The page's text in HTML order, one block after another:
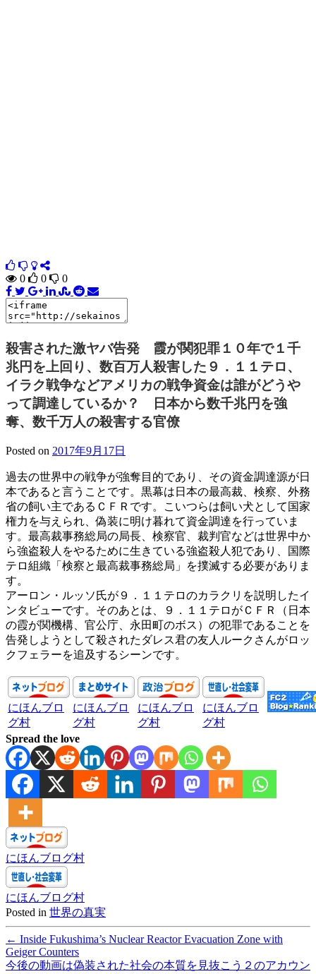
0 0 0
殺害された激ヤバ告発 霞が関犯罪１０年で１千
兆円を上回り、数百万人殺害した９．１１テロ、
イラク戦争などアメリカの戦争資金は誰がどうや
って調達しているか？ 日本から数千兆円を強
奪、数千万人の殺害する官僚
Posted on 2017年9月17日
過去の世界中の戦争が強奪目的であり、その資金調達源が日
本であると言うことです。黒幕は日本の最高裁、検察、外務
省の飼い主であるＣＦＲです。こいつらは飼い犬として国家
権力を与えられ、偽装に明け暮れて資金調達を行っていま
す。最高裁事務総局の局長、検察官、裁判官などは世界中か
ら強盗殺人をやるために生きている強盗殺人犯であり、国際
テロ組織「検察と最高裁事務総局」を撲滅する必要がありま
す。
アーロン・ルッソ氏が９．１１テロのカラクリを説明したイ
ンタビューです。そのあとは、９．１１テロがＣＦＲ（日本
の霞が関機構、官公庁、永田町のボス）の犯罪であることを
告発しようとして殺されたダレス君の友人ルークさんがロッ
クフェラーを追及するシーンです。
にほんブロ
グ村
にほんブロ
グ村
にほんブロ
グ村
にほんブロ
グ村
Spread the love
にほんブログ村
にほんブログ村
Posted in 世界の真実
← Inside Fukushima’s Nuclear Reactor Evacuation Zone with
Geiger Counters
今後の動画は偽装された社会の本質を見抜こう２のアカウン